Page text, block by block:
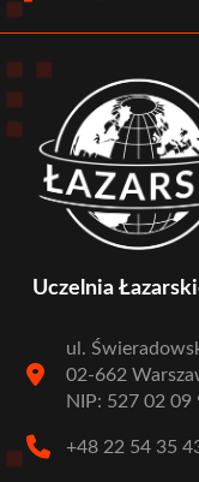
menu
Uczelnia
ul.
02-662
NIP: 527 02 09
+48 22 54 35